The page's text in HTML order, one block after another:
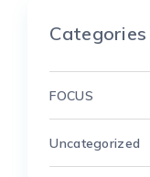
Categories
FOCUS
Uncategorized